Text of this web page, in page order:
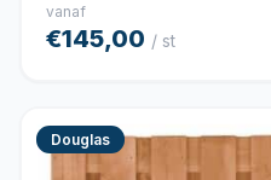
vanaf
€145,00 / st
Douglas